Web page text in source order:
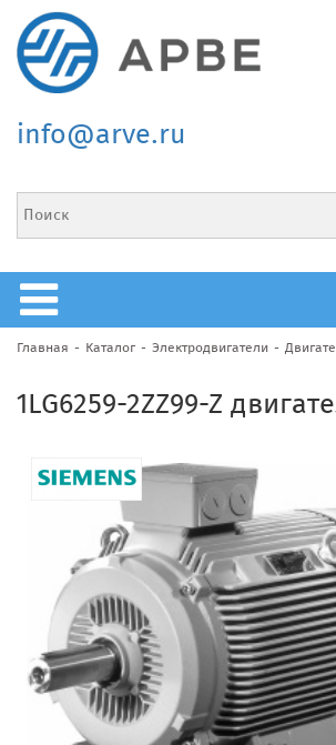
info@arve.ru
Главная Каталог Электродвигатели
1LG6259-2ZZ99-Z